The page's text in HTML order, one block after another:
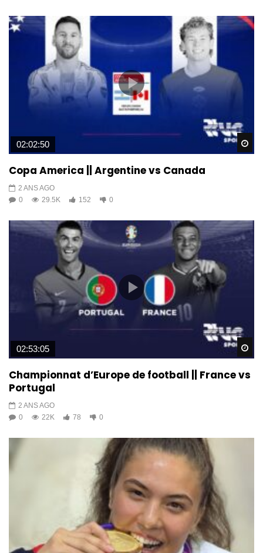
02:02:50
Copa America || Argentine vs Canada
2 ANS AGO
0
29.5K 152 0
02:53:05
Championnat d’Europe de football || France vs
Portugal
2 ANS AGO
0
22K 78 0